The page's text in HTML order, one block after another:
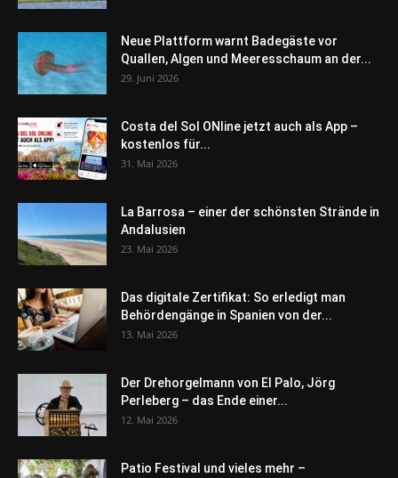
Neue Plattform warnt Badegäste vor
Quallen, Algen und Meeresschaum an der...
29. Juni 2026
Costa del Sol ONline jetzt auch als App –
kostenlos für...
31. Mai 2026
La Barrosa – einer der schönsten Strände in
Andalusien
23. Mai 2026
Das digitale Zertifikat: So erledigt man
Behördengänge in Spanien von der...
13. Mai 2026
Der Drehorgelmann von El Palo, Jörg
Perleberg – das Ende einer...
12. Mai 2026
Patio Festival und vieles mehr –